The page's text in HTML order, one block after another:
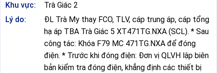
Khu vực:
Trà Giác 2
Lý do:
ĐL Trà My thay FCO, TLV, cáp trung áp, cáp tổng
hạ áp TBA Trà Giác 5 XT471TG.NXA (SCL). * Sau
công tác: Khóa F79 MC 471TG.NXA để đóng
điện. * Trước khi đóng điện: Đơn vị QLVH lập biên
bản kiểm tra đóng điện, khẳng định các thiết bị